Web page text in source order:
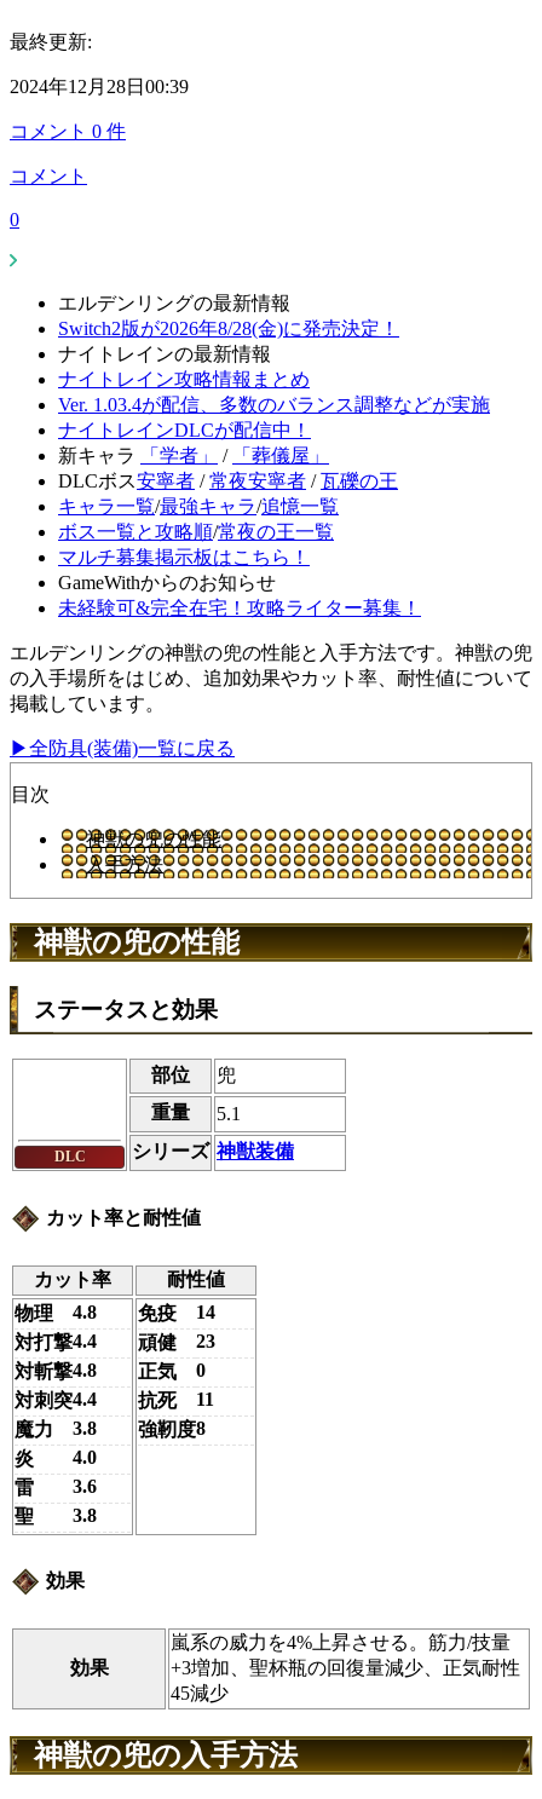
最終更新:
2024年12月28日00:39
コメント 0 件
コメント
0
エルデンリングの最新情報
Switch2版が2026年8/28(金)に発売決定！
ナイトレインの最新情報
ナイトレイン攻略情報まとめ
Ver. 1.03.4が配信、多数のバランス調整などが実施
ナイトレインDLCが配信中！
新キャラ
「学者」 /
「葬儀屋」
DLCボス安寧者 /常夜安寧者 /瓦礫の王
キャラ一覧/最強キャラ/追憶一覧
ボス一覧と攻略順/常夜の王一覧
マルチ募集掲示板はこちら！
GameWithからのお知らせ
未経験可&完全在宅！攻略ライター募集！
エルデンリングの神獣の兜の性能と入手方法です。神獣の兜
の入手場所をはじめ、追加効果やカット率、耐性値について
掲載しています。
▶全防具(装備)一覧に戻る
目次
神獣の兜の性能
入手方法
神獣の兜の性能
ステータスと効果
DLC
部位
兜
重量
5.1
シリーズ 神獣装備
カット率と耐性値
カット率
耐性値
物理
4.8
対打撃4.4
対斬撃4.8
対刺突4.4
魔力
3.8
炎
4.0
雷
3.6
聖
3.8
免疫
14
頑健
23
正気
0
抗死
11
強靭度8
効果
効果
嵐系の威力を4%上昇させる。筋力/技量
+3増加、聖杯瓶の回復量減少、正気耐性
45減少
神獣の兜の入手方法